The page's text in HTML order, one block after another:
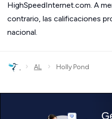
HighSpeedInternet.com. A
contrario, las calificaciones
nacional.
› AL › Holly Pond